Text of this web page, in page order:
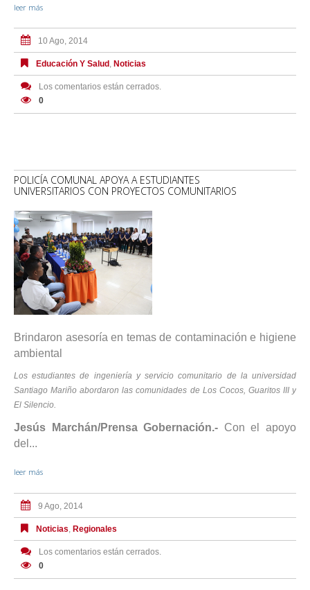
leer más
10 Ago, 2014
Educación Y Salud , Noticias
Los comentarios están cerrados.
0
POLICÍA COMUNAL APOYA A ESTUDIANTES
UNIVERSITARIOS CON PROYECTOS COMUNITARIOS
Brindaron asesoría en temas de contaminación e higiene
ambiental
Los estudiantes de ingeniería y servicio comunitario de la universidad
Santiago Mariño abordaron las comunidades de Los Cocos, Guaritos III y
El Silencio.
Jesús Marchán/Prensa Gobernación.- Con el apoyo
del...
leer más
9 Ago, 2014
Noticias, Regionales
Los comentarios están cerrados.
0